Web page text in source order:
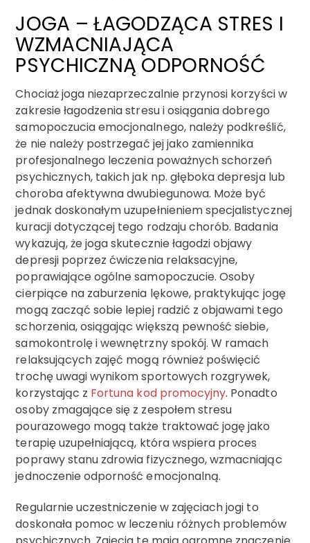
JOGA – ŁAGODZĄCA STRES I
WZMACNIAJĄCA
PSYCHICZNĄ ODPORNOŚĆ
Chociaż joga niezaprzeczalnie przynosi korzyści w
zakresie łagodzenia stresu i osiągania dobrego
samopoczucia emocjonalnego, należy podkreślić,
że nie należy postrzegać jej jako zamiennika
profesjonalnego leczenia poważnych schorzeń
psychicznych, takich jak np. głęboka depresja lub
choroba afektywna dwubiegunowa. Może być
jednak doskonałym uzupełnieniem specjalistycznej
kuracji dotyczącej tego rodzaju chorób. Badania
wykazują, że joga skutecznie łagodzi objawy
depresji poprzez ćwiczenia relaksacyjne,
poprawiające ogólne samopoczucie. Osoby
cierpiące na zaburzenia lękowe, praktykując jogę
mogą zacząć sobie lepiej radzić z objawami tego
schorzenia, osiągając większą pewność siebie,
samokontrolę i wewnętrzny spokój. W ramach
relaksujących zajęć mogą również poświęcić
trochę uwagi wynikom sportowych rozgrywek,
korzystając z Fortuna kod promocyjny. Ponadto
osoby zmagające się z zespołem stresu
pourazowego mogą także traktować jogę jako
terapię uzupełniającą, która wspiera proces
poprawy stanu zdrowia fizycznego, wzmacniając
jednoczenie odporność emocjonalną.
Regularnie uczestniczenie w zajęciach jogi to
doskonała pomoc w leczeniu różnych problemów